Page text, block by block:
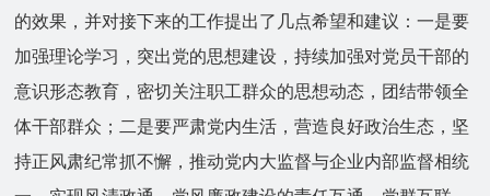
的效果，并对接下来的工作提出了几点希望和建议：一是要
加强理论学习，突出党的思想建设，持续加强对党员干部的
意识形态教育，密切关注职工群众的思想动态，团结带领全
体干部群众；二是要严肃党内生活，营造良好政治生态，坚
持正风肃纪常抓不懈，推动党内大监督与企业内部监督相统